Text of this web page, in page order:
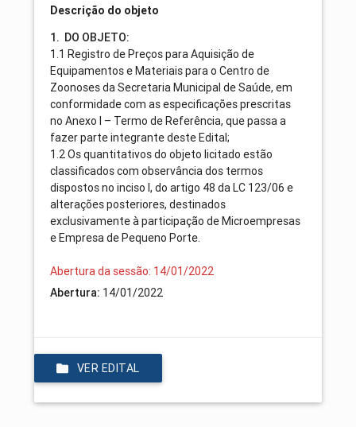
Descrição do objeto
1. DO OBJETO:
1.1 Registro de Preços para Aquisição de
Equipamentos e Materiais para o Centro de
Zoonoses da Secretaria Municipal de Saúde, em
conformidade com as especificações prescritas
no Anexo I – Termo de Referência, que passa a
fazer parte integrante deste Edital;
1.2 Os quantitativos do objeto licitado estão
classificados com observância dos termos
dispostos no inciso I, do artigo 48 da LC 123/06 e
alterações posteriores, destinados
exclusivamente à participação de Microempresas
e Empresa de Pequeno Porte.
Abertura da sessão: 14/01/2022
Abertura: 14/01/2022
VER EDITAL